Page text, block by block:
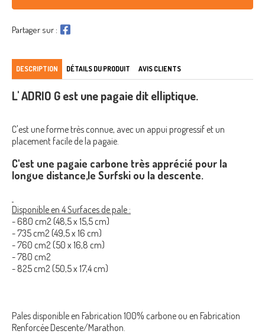
DESCRIPTION DÉTAILS DU PRODUIT AVIS CLIENTS
L' ADRIO G est une pagaie dit elliptique.
C'est une forme très connue, avec un appui progressif et un
placement facile de la pagaie.
C'est une pagaie carbone très apprécié pour la
longue distance,le Surfski ou la descente.
Disponible en 4 Surfaces de pale :
- 680 cm2 (48,5 x 15,5 cm)
- 735 cm2 (49,5 x 16 cm)
- 760 cm2 (50 x 16,8 cm)
- 780 cm2
- 825 cm2 (50,5 x 17,4 cm)
Pales disponible en Fabrication 100% carbone ou en Fabrication
Renforcée Descente/Marathon.
Partager sur :